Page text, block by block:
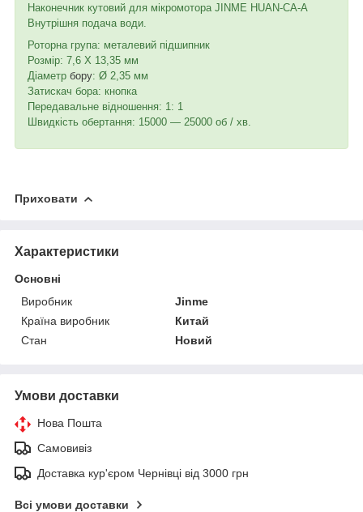
Наконечник кутовий для мікромотора JINME HUAN-CA-A
Внутрішня подача води.
Роторна група: металевий підшипник
Розмір: 7,6 Х 13,35 мм
Діаметр бору: Ø 2,35 мм
Затискач бора: кнопка
Передавальне відношення: 1: 1
Швидкість обертання: 15000 ― 25000 об / хв.
Приховати
Характеристики
Основні
Виробник
Jinme
Країна виробник
Китай
Стан
Новий
Умови доставки
Нова Пошта
Самовивіз
Доставка кур'єром Чернівці від 3000 грн
Всі умови доставки